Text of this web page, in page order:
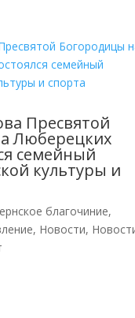
Пресвятой
Люберецких
семейный
культуры и
благочиние,
, Новости,